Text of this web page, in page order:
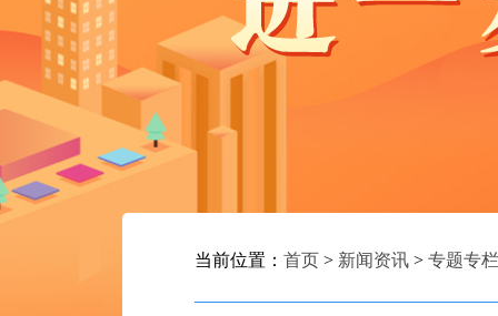
当前位置： 首页 > 新闻资讯 > 专题专栏